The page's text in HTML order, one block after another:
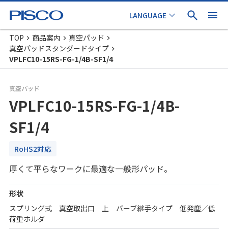
TOP 商品案内
真空パッド
真空パッドスタンダードタイプ
VPLFC10-15RS-FG-1/4B-SF1/4
真空パッド
VPLFC10-15RS-FG-1/4B-
SF1/4
RoHS2対応
厚くて平らなワークに最適な一般形パッド。
形状
スプリング式 真空取出口 上 バーブ継手タイプ 低発塵／低
荷重ホルダ